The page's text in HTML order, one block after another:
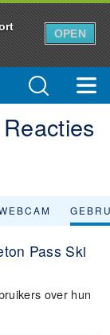
OPEN
Pass Ski
over hun